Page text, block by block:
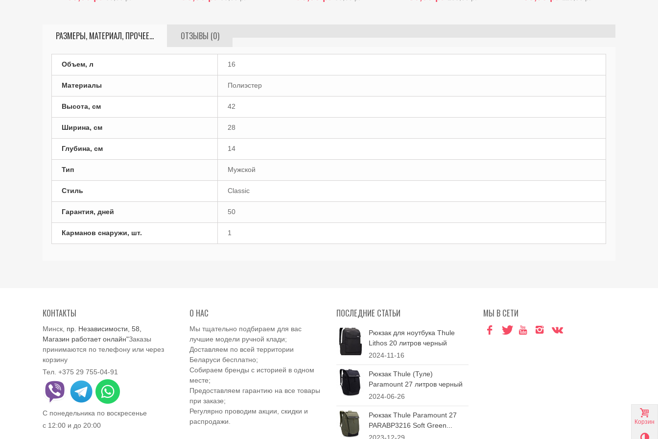
РАЗМЕРЫ, МАТЕРИАЛ, ПРОЧЕЕ... ОТЗЫВЫ (0)
Объем, л 16
Материалы Полиэстер
Высота, см 42
Ширина, см 28
Глубина, см 14
Тип Мужской
Стиль Classic
Гарантия, дней 50
Карманов снаружи, шт. 1
КОНТАКТЫ
Минск, пр. Независимости, 58,
Магазин работает онлайн"Заказы
принимаются по телефону или через
корзину
Тел. +375 29 755-04-91
С понедельника по воскресенье
с 12:00 и до 20:00
О НАС
Мы тщательно подбираем для вас
лучшие модели ручной клади;
Доставляем по всей территории
Беларуси бесплатно;
Собираем бренды с историей в одном
месте;
Предоставляем гарантию на все товары
при заказе;
Регулярно проводим акции, скидки и
распродажи.
ПОСЛЕДНИЕ СТАТЬИ
Рюкзак для ноутбука Thule
Lithos 20 литров черный
2024-11-16
Рюкзак Thule (Туле)
Paramount 27 литров черный
2024-06-26
Рюкзак Thule Paramount 27
PARABP3216 Soft Green...
МЫ В СЕТИ
Корзина